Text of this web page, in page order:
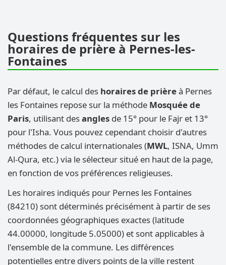
Questions fréquentes sur les
horaires de prière à Pernes-les-
Fontaines
Par défaut, le calcul des horaires de prièreà Pernes
les Fontaines repose sur la méthode Mosquée de
Paris, utilisant desangles de 15° pour le Fajr et 13°
pour l'Isha. Vous pouvez cependant choisir d'autres
méthodes de calcul internationales (MWL, ISNA, Umm
Al-Qura, etc.) via le sélecteur situé en haut de la page,
en fonction de vos préférences religieuses.
Les horaires indiqués pour Pernes les Fontaines
(84210) sont déterminés précisément à partir de ses
coordonnées géographiques exactes (latitude
44.00000, longitude 5.05000) et sont applicables à
l'ensemble de la commune. Les différences
potentielles entre divers points de la ville restent